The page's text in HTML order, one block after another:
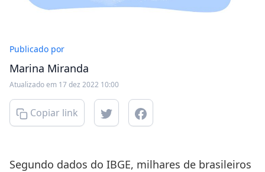
Publicado por
Marina Miranda
Atualizado em 17 dez 2022 10:00
Copiar link
Segundo dados do IBGE, milhares de brasileiros